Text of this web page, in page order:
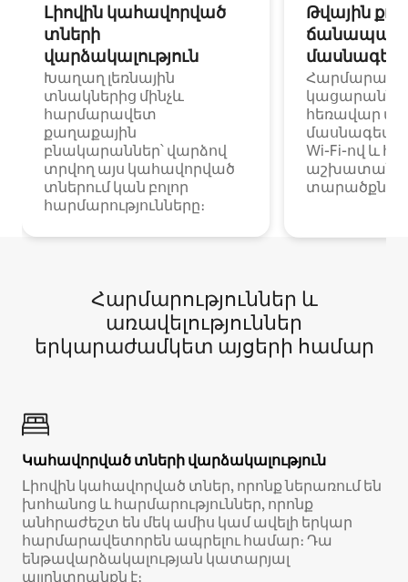
Լիովին կահավորված
տների
վարձակալություն
Խաղաղ լեռնային
տնակներից մինչև
հարմարավետ
քաղաքային
բնակարաններ՝ վարձով
տրվող այս կահավորված
տներում կան բոլոր
հարմարությունները։
Թվային
հեռավար
Wi-Fi-ով և
Հարմարություններ և
առավելություններ
երկարաժամկետ այցերի համար
Կահավորված տների վարձակալություն
Լիովին կահավորված տներ, որոնք ներառում են
խոհանոց և հարմարություններ, որոնք
անհրաժեշտ են մեկ ամիս կամ ավելի երկար
հարմարավետորեն ապրելու համար։ Դա
ենթավարձակալության կատարյալ
այլընտրանքն է։